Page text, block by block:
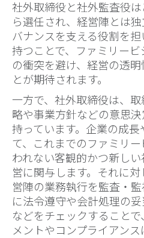
社外取締役と社外監査役
ら選任され、経営陣とは
バナンスを支える役割を
持つことで、ファミリー
の衝突を避け、経営の透
とが期待されます。
一方で、社外取締役は、
略や事業方針などの意思
持っています。企業の成
て、これまでのファミリ
われない客観的かつ新し
営に関与します。それに
営陣の業務執行を監査・
に法令遵守や会計処理の
などをチェックすること
メントやコンプライアンス